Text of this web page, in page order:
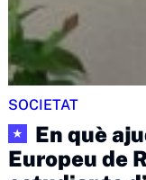
SOCIETAT
★
En què
Europeu de